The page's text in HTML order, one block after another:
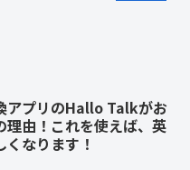
アプリのHallo Talkがお
理由！これを使えば、英
くなります！